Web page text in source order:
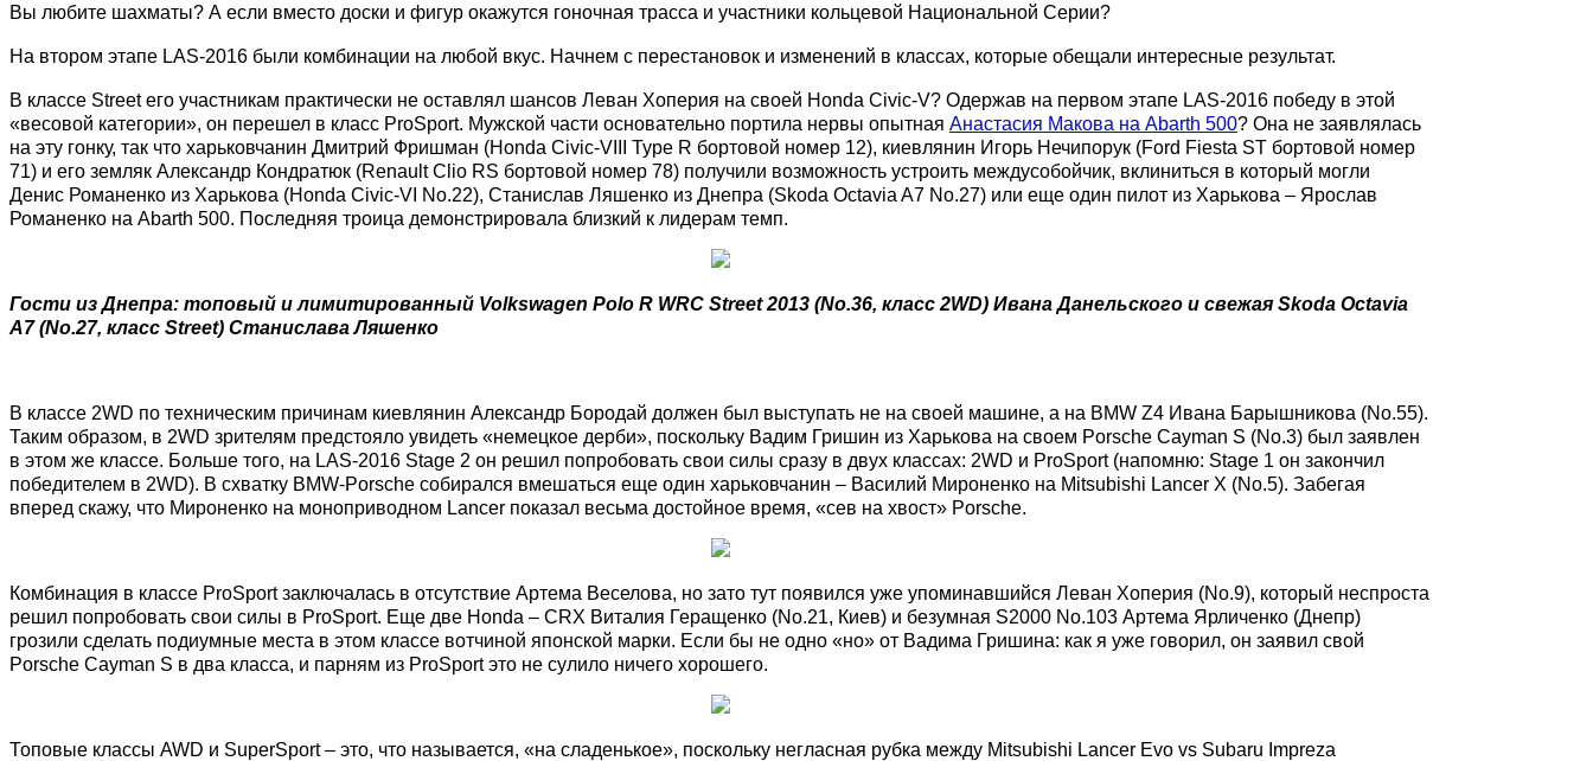
Вы любите шахматы? А если вместо доски и фигур окажутся гоночная трасса и участники кольцевой Национальной Серии?
На втором этапе LAS-2016 были комбинации на любой вкус. Начнем с перестановок и изменений в классах, которые обещали интересные результат.
В классе Street его участникам практически не оставлял шансов Леван Хоперия на своей Honda Civic-V? Одержав на первом этапе LAS-2016 победу в этой
«весовой категории», он перешел в класс ProSport. Мужской части основательно портила нервы опытная Анастасия Макова на Abarth 500? Она не заявлялась
на эту гонку, так что харьковчанин Дмитрий Фришман (Honda Civic-VIII Type R бортовой номер 12), киевлянин Игорь Нечипорук (Ford Fiesta ST бортовой номер
71) и его земляк Александр Кондратюк (Renault Clio RS бортовой номер 78) получили возможность устроить междусобойчик, вклиниться в который могли
Денис Романенко из Харькова (Honda Civic-VI No.22), Станислав Ляшенко из Днепра (Skoda Octavia A7 No.27) или еще один пилот из Харькова – Ярослав
Романенко на Abarth 500. Последняя троица демонстрировала близкий к лидерам темп.
Гости из Днепра: топовый и лимитированный Volkswagen Polo R WRC Street 2013 (No.36, класс 2WD) Ивана Данельского и свежая Skoda Octavia
A7 (No.27, класс Street) Станислава Ляшенко
В классе 2WD по техническим причинам киевлянин Александр Бородай должен был выступать не на своей машине, а на BMW Z4 Ивана Барышникова (No.55).
Таким образом, в 2WD зрителям предстояло увидеть «немецкое дерби», поскольку Вадим Гришин из Харькова на своем Porsche Cayman S (No.3) был заявлен
в этом же классе. Больше того, на LAS-2016 Stage 2 он решил попробовать свои силы сразу в двух классах: 2WD и ProSport (напомню: Stage 1 он закончил
победителем в 2WD). В схватку BMW-Porsche собирался вмешаться еще один харьковчанин – Василий Мироненко на Mitsubishi Lancer X (No.5). Забегая
вперед скажу, что Мироненко на моноприводном Lancer показал весьма достойное время, «сев на хвост» Porsche.
Комбинация в классе ProSport заключалась в отсутствие Артема Веселова, но зато тут появился уже упоминавшийся Леван Хоперия (No.9), который неспроста
решил попробовать свои силы в ProSport. Еще две Honda – CRX Виталия Геращенко (No.21, Киев) и безумная S2000 No.103 Артема Ярличенко (Днепр)
грозили сделать подиумные места в этом классе вотчиной японской марки. Если бы не одно «но» от Вадима Гришина: как я уже говорил, он заявил свой
Porsche Cayman S в два класса, и парням из ProSport это не сулило ничего хорошего.
Топовые классы AWD и SuperSport – это, что называется, «на сладенькое», поскольку негласная рубка между Mitsubishi Lancer Evo vs Subaru Impreza